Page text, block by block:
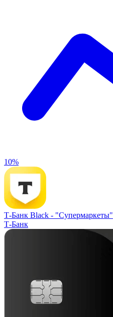
10%
Т-Банк Black - "Супермаркеты"
Т-Банк